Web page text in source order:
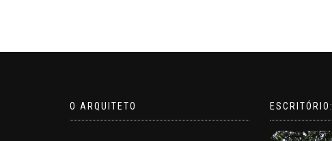
O ARQUITETO ESCRITÓRIO: